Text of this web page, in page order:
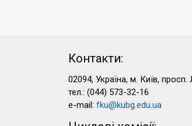
Контакти:
02094, Україна, м. Київ,
тел.: (044) 573-32-16
e-mail: fku@kubg.edu.ua